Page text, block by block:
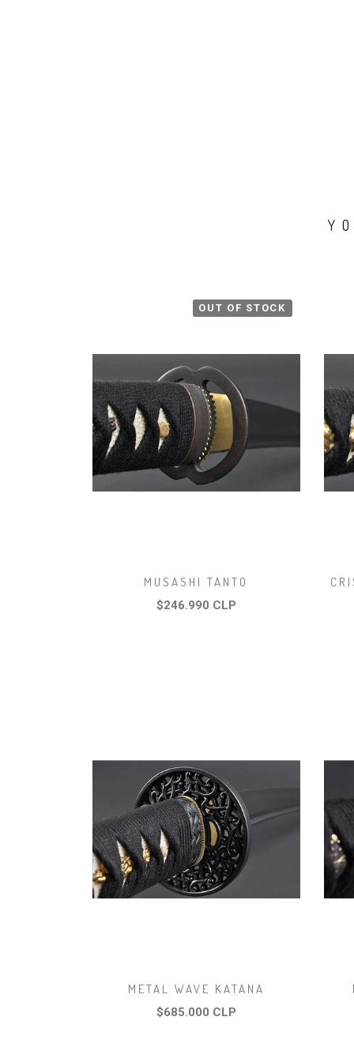
OUT OF STOCK
MUSASHI TANTO
$246.990 CLP
METAL WAVE KATANA
$685.000 CLP